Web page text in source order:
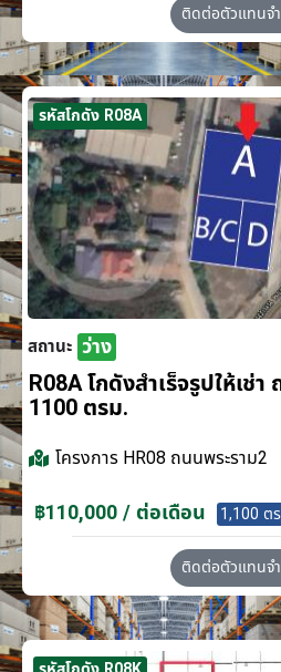
ติดต่อตัวแทนจ
รหัสโกดัง R08A
สถานะ ว่าง
R08A โกดังสำเร็จรูปให้เช่
1100 ตรม.
โครงการ HR08 ถนนพระราม2
฿110,000 / ต่อเดือน 1,100 ต
ติดต่อตัวแทนจ